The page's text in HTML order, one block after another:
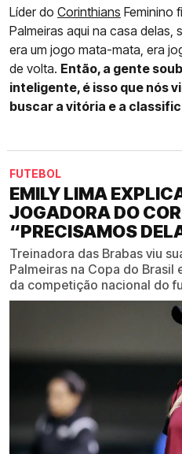
Líder do Corinthians Feminino
Palmeiras aqui na casa
era um jogo mata-mata, era
de volta. Então, a gente
inteligente, é isso que nós
buscar a vitória e a
FUTEBOL
EMILY LIMA
JOGADORA DO
“PRECISAMOS
Treinadora das Brabas viu
Palmeiras na Copa do Brasil
da competição nacional do